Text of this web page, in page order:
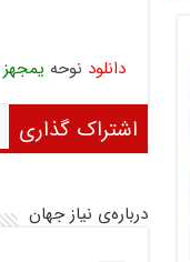
دانلود نوحه یمجهز
اشتراک گذاری
درباره‌ی نیاز جهان